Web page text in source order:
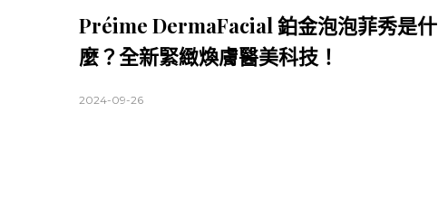
Préime DermaFacial 鉑金泡泡菲秀是什
麼？全新緊緻煥膚醫美科技！
2024-09-26